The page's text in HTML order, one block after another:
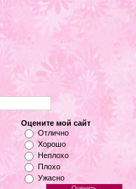
Оцените мой сайт
Отлично
Хорошо
Неплохо
Плохо
Ужасно